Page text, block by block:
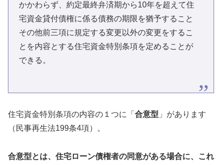
かかわらず、約定最終弁済期から10年を超えて住
宅資金貸付債権に係る債務の期限を猶予すること
その他前三項に規定する変更以外の変更をするこ
とを内容とする住宅資金特別条項を定めることが
できる。
住宅資金特別条項の内容の１つに「 合意型 」があります
（民事再生法199条4項）。
合意型とは、住宅ローン債権者の同意がある場合に、これ